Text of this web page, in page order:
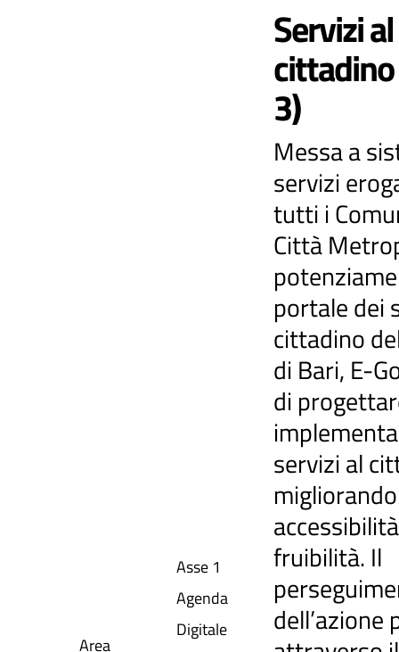
Area
Asse 1
Agenda
Digitale
Servizi al
3)
Messa a
servizi
tutti i
Città
portale dei
cittadino
di Bari, E-
di
servizi al
fruibilità. Il
dell’azione